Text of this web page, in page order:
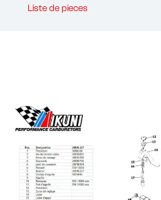
Liste de pieces